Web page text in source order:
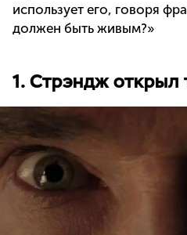
использует его, говоря
должен быть живым?»
1. Стрэндж открыл